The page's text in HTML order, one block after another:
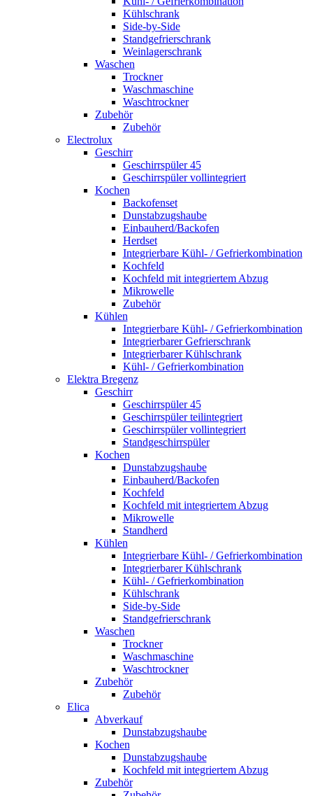
Kühlschrank
Side-by-Side
Standgefrierschrank
Weinlagerschrank
Waschen
Trockner
Waschmaschine
Waschtrockner
Zubehör
Zubehör
Electrolux
Geschirr
Geschirrspüler 45
Geschirrspüler vollintegriert
Kochen
Backofenset
Dunstabzugshaube
Einbauherd/Backofen
Herdset
Integrierbare Kühl- / Gefrierkombination
Kochfeld
Kochfeld mit integriertem Abzug
Mikrowelle
Zubehör
Kühlen
Integrierbare Kühl- / Gefrierkombination
Integrierbarer Gefrierschrank
Integrierbarer Kühlschrank
Kühl- / Gefrierkombination
Elektra Bregenz
Geschirr
Geschirrspüler 45
Geschirrspüler teilintegriert
Geschirrspüler vollintegriert
Standgeschirrspüler
Kochen
Dunstabzugshaube
Einbauherd/Backofen
Kochfeld
Kochfeld mit integriertem Abzug
Mikrowelle
Standherd
Kühlen
Integrierbare Kühl- / Gefrierkombination
Integrierbarer Kühlschrank
Kühl- / Gefrierkombination
Kühlschrank
Side-by-Side
Standgefrierschrank
Waschen
Trockner
Waschmaschine
Waschtrockner
Zubehör
Zubehör
Elica
Abverkauf
Dunstabzugshaube
Kochen
Dunstabzugshaube
Kochfeld mit integriertem Abzug
Zubehör